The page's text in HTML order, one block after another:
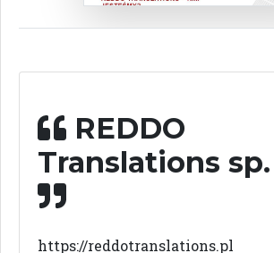
REDDO
Translations
https://reddotranslations.pl